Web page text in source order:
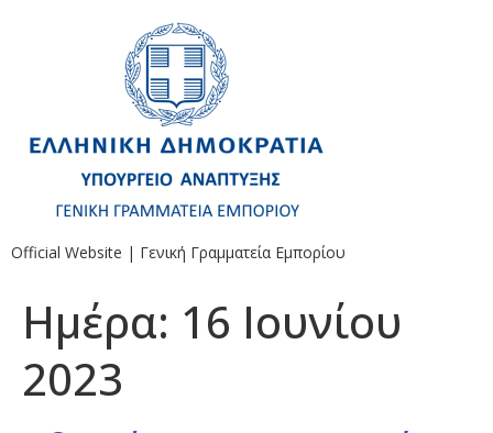
Official Website | Γενική Γραμματεία Εμπορίου
Ημέρα: 16 Ιουνίου
2023